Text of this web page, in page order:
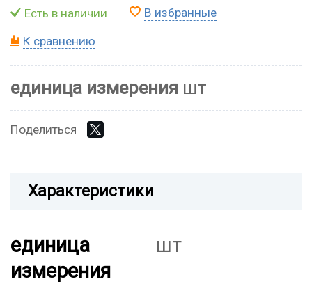
Есть в наличии В избранные
К сравнению
единица измерения шт
Поделиться
Характеристики
единица
измерения
шт